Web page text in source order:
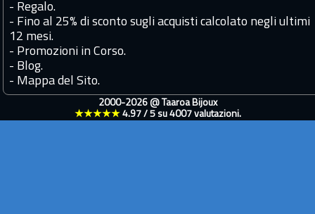
- Regalo.
- Fino al 25% di sconto sugli acquisti calcolato negli ultimi
12 mesi.
- Promozioni in Corso.
- Blog.
- Mappa del Sito.
2000-2026 @ Taaroa Bijoux
★★★★★ 4.97/ 5su 4007valutazioni.